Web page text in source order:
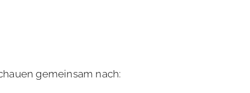
gemeinsam nach: